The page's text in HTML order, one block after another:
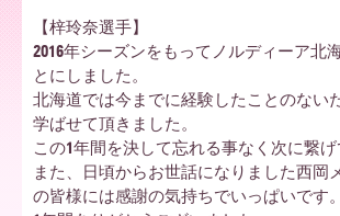
ィ
ー
ア
【梓玲奈選手】
2016年シーズンをもってノルディーア北
とにしました。
北海道では今までに経験したことのない
学ばせて頂きました。
この1年間を決して忘れる事なく次に繋げ
また、日頃からお世話になりました西岡
の皆様には感謝の気持ちでいっぱいです。